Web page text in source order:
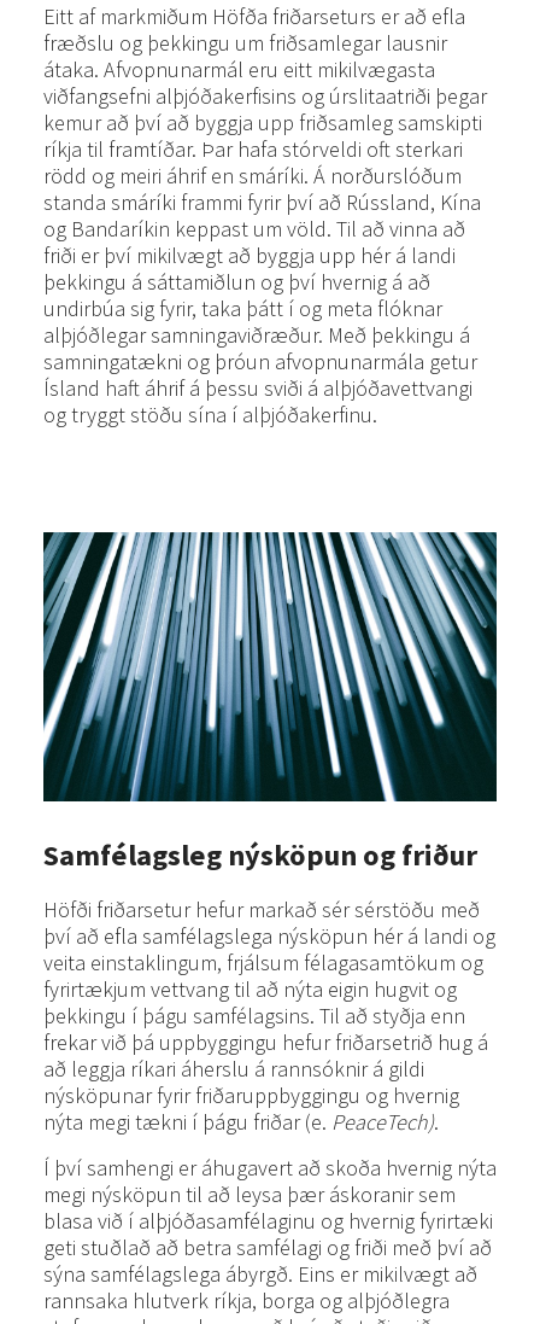
Eitt af markmiðum Höfða friðarseturs er að efla
fræðslu og þekkingu um friðsamlegar lausnir
átaka. Afvopnunarmál eru eitt mikilvægasta
viðfangsefni alþjóðakerfisins og úrslitaatriði þegar
kemur að því að byggja upp friðsamleg samskipti
ríkja til framtíðar. Þar hafa stórveldi oft sterkari
rödd og meiri áhrif en smáríki. Á norðurslóðum
standa smáríki frammi fyrir því að Rússland, Kína
og Bandaríkin keppast um völd. Til að vinna að
friði er því mikilvægt að byggja upp hér á landi
þekkingu á sáttamiðlun og því hvernig á að
undirbúa sig fyrir, taka þátt í og meta flóknar
alþjóðlegar samningaviðræður. Með þekkingu á
samningatækni og þróun afvopnunarmála getur
Ísland haft áhrif á þessu sviði á alþjóðavettvangi
og tryggt stöðu sína í alþjóðakerfinu.
Samfélagsleg nýsköpun og friður
Höfði friðarsetur hefur markað sér sérstöðu með
því að efla samfélagslega nýsköpun hér á landi og
veita einstaklingum, frjálsum félagasamtökum og
fyrirtækjum vettvang til að nýta eigin hugvit og
þekkingu í þágu samfélagsins. Til að styðja enn
frekar við þá uppbyggingu hefur friðarsetrið hug á
að leggja ríkari áherslu á rannsóknir á gildi
nýsköpunar fyrir friðaruppbyggingu og hvernig
nýta megi tækni í þágu friðar (e. PeaceTech).
Í því samhengi er áhugavert að skoða hvernig nýta
megi nýsköpun til að leysa þær áskoranir sem
blasa við í alþjóðasamfélaginu og hvernig fyrirtæki
geti stuðlað að betra samfélagi og friði með því að
sýna samfélagslega ábyrgð. Eins er mikilvægt að
rannsaka hlutverk ríkja, borga og alþjóðlegra